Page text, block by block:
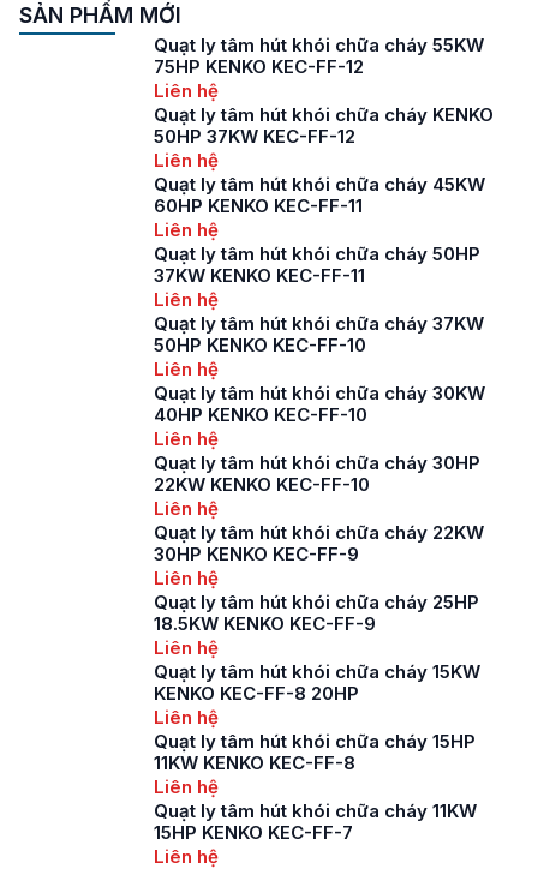
SẢN PHẨM MỚI
Quạt ly tâm hút khói chữa cháy 55KW
75HP KENKO KEC-FF-12
Liên hệ
Quạt ly tâm hút khói chữa cháy KENKO
50HP 37KW KEC-FF-12
Liên hệ
Quạt ly tâm hút khói chữa cháy 45KW
60HP KENKO KEC-FF-11
Liên hệ
Quạt ly tâm hút khói chữa cháy 50HP
37KW KENKO KEC-FF-11
Liên hệ
Quạt ly tâm hút khói chữa cháy 37KW
50HP KENKO KEC-FF-10
Liên hệ
Quạt ly tâm hút khói chữa cháy 30KW
40HP KENKO KEC-FF-10
Liên hệ
Quạt ly tâm hút khói chữa cháy 30HP
22KW KENKO KEC-FF-10
Liên hệ
Quạt ly tâm hút khói chữa cháy 22KW
30HP KENKO KEC-FF-9
Liên hệ
Quạt ly tâm hút khói chữa cháy 25HP
18.5KW KENKO KEC-FF-9
Liên hệ
Quạt ly tâm hút khói chữa cháy 15KW
KENKO KEC-FF-8 20HP
Liên hệ
Quạt ly tâm hút khói chữa cháy 15HP
11KW KENKO KEC-FF-8
Liên hệ
Quạt ly tâm hút khói chữa cháy 11KW
15HP KENKO KEC-FF-7
Liên hệ